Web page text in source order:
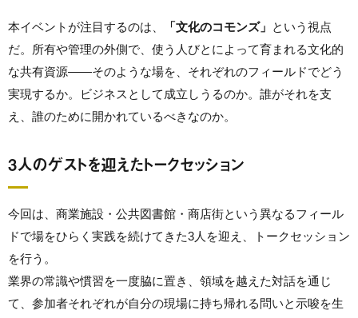
本イベントが注目するのは、 「文化のコモンズ」 という視点
だ。所有や管理の外側で、使う人びとによって育まれる文化的
な共有資源——そのような場を、それぞれのフィールドでどう
実現するか。ビジネスとして成立しうるのか。誰がそれを支
え、誰のために開かれているべきなのか。
3人のゲストを迎えたトークセッション
今回は、商業施設・公共図書館・商店街という異なるフィール
ドで場をひらく実践を続けてきた3人を迎え、トークセッション
を行う。
業界の常識や慣習を一度脇に置き、領域を越えた対話を通じ
て、参加者それぞれが自分の現場に持ち帰れる問いと示唆を生